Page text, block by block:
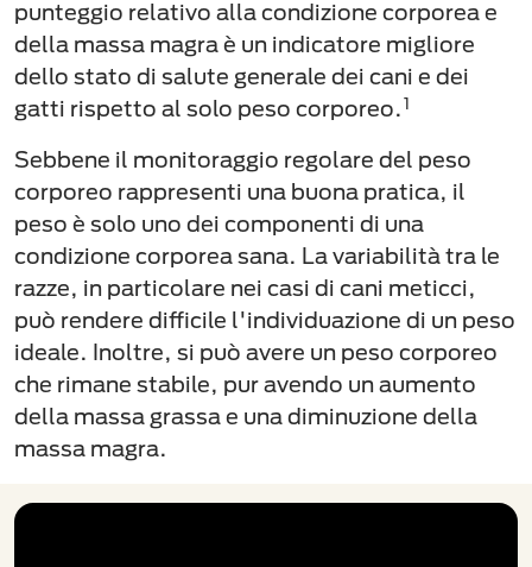
punteggio relativo alla condizione corporea e
della massa magra è un indicatore migliore
dello stato di salute generale dei cani e dei
gatti rispetto al solo peso corporeo.1
Sebbene il monitoraggio regolare del peso
corporeo rappresenti una buona pratica, il
peso è solo uno dei componenti di una
condizione corporea sana. La variabilità tra le
razze, in particolare nei casi di cani meticci,
può rendere difficile l'individuazione di un peso
ideale. Inoltre, si può avere un peso corporeo
che rimane stabile, pur avendo un aumento
della massa grassa e una diminuzione della
massa magra.